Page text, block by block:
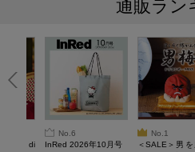
通販ラン
di
No.6
InRed 2026年10月号
No.1
＜SALE＞男